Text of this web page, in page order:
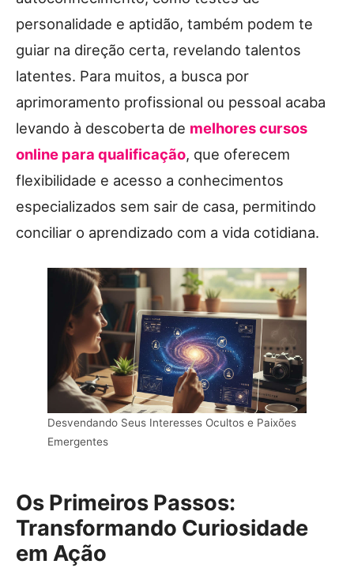
personalidade e aptidão, também podem te
guiar na direção certa, revelando talentos
latentes. Para muitos, a busca por
aprimoramento profissional ou pessoal acaba
levando à descoberta de melhores cursos
online para qualificação, que oferecem
flexibilidade e acesso a conhecimentos
especializados sem sair de casa, permitindo
conciliar o aprendizado com a vida cotidiana.
Desvendando Seus Interesses Ocultos e Paixões
Emergentes
Os Primeiros Passos:
Transformando Curiosidade
em Ação